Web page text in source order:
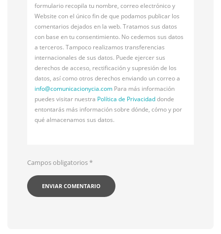
formulario recopila tu nombre, correo electrónico y
Website con el único fin de que podamos publicar los
comentarios dejados en la web. Tratamos sus datos
con base en tu consentimiento. No cedemos sus datos
a terceros. Tampoco realizamos transferencias
internacionales de sus datos. Puede ejercer sus
derechos de acceso, rectificación y supresión de los
datos, así como otros derechos enviando un correo a
info@comunicacionycia.com Para más información
puedes visitar nuestra Política de Privacidaddonde
entontarás más información sobre dónde, cómo y por
qué almacenamos sus datos.
Campos obligatorios*